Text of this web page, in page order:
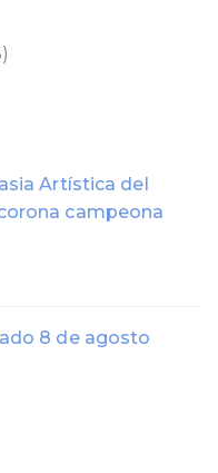
Artística del
campeona
8 de agosto